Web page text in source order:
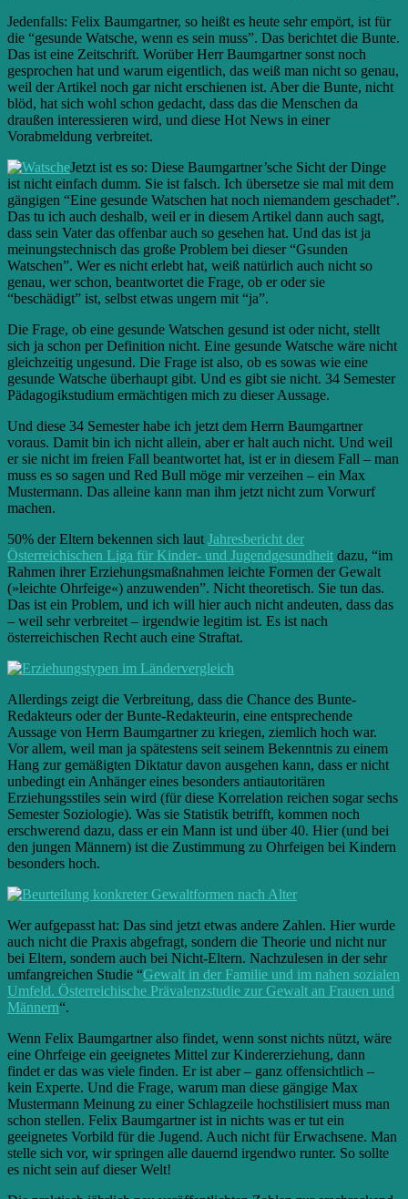
Jedenfalls: Felix Baumgartner, so heißt es heute sehr empört, ist für
die “gesunde Watsche, wenn es sein muss”. Das berichtet die Bunte.
Das ist eine Zeitschrift. Worüber Herr Baumgartner sonst noch
gesprochen hat und warum eigentlich, das weiß man nicht so genau,
weil der Artikel noch gar nicht erschienen ist. Aber die Bunte, nicht
blöd, hat sich wohl schon gedacht, dass das die Menschen da
draußen interessieren wird, und diese Hot News in einer
Vorabmeldung verbreitet.
Jetzt ist es so: Diese Baumgartner’sche Sicht der Dinge
ist nicht einfach dumm. Sie ist falsch. Ich übersetze sie mal mit dem
gängigen “Eine gesunde Watschen hat noch niemandem geschadet”.
Das tu ich auch deshalb, weil er in diesem Artikel dann auch sagt,
dass sein Vater das offenbar auch so gesehen hat. Und das ist ja
meinungstechnisch das große Problem bei dieser “Gsunden
Watschen”. Wer es nicht erlebt hat, weiß natürlich auch nicht so
genau, wer schon, beantwortet die Frage, ob er oder sie
“beschädigt” ist, selbst etwas ungern mit “ja”.
Die Frage, ob eine gesunde Watschen gesund ist oder nicht, stellt
sich ja schon per Definition nicht. Eine gesunde Watsche wäre nicht
gleichzeitig ungesund. Die Frage ist also, ob es sowas wie eine
gesunde Watsche überhaupt gibt. Und es gibt sie nicht. 34 Semester
Pädagogikstudium ermächtigen mich zu dieser Aussage.
Und diese 34 Semester habe ich jetzt dem Herrn Baumgartner
voraus. Damit bin ich nicht allein, aber er halt auch nicht. Und weil
er sie nicht im freien Fall beantwortet hat, ist er in diesem Fall – man
muss es so sagen und Red Bull möge mir verzeihen – ein Max
Mustermann. Das alleine kann man ihm jetzt nicht zum Vorwurf
machen.
50% der Eltern bekennen sich laut Jahresbericht der
Österreichischen Liga für Kinder- und Jugendgesundheit dazu, “im
Rahmen ihrer Erziehungsmaßnahmen leichte Formen der Gewalt
(»leichte Ohrfeige«) anzuwenden”. Nicht theoretisch. Sie tun das.
Das ist ein Problem, und ich will hier auch nicht andeuten, dass das
– weil sehr verbreitet – irgendwie legitim ist. Es ist nach
österreichischen Recht auch eine Straftat.
Allerdings zeigt die Verbreitung, dass die Chance des Bunte-
Redakteurs oder der Bunte-Redakteurin, eine entsprechende
Aussage von Herrn Baumgartner zu kriegen, ziemlich hoch war.
Vor allem, weil man ja spätestens seit seinem Bekenntnis zu einem
Hang zur gemäßigten Diktatur davon ausgehen kann, dass er nicht
unbedingt ein Anhänger eines besonders antiautoritären
Erziehungsstiles sein wird (für diese Korrelation reichen sogar sechs
Semester Soziologie). Was sie Statistik betrifft, kommen noch
erschwerend dazu, dass er ein Mann ist und über 40. Hier (und bei
den jungen Männern) ist die Zustimmung zu Ohrfeigen bei Kindern
besonders hoch.
Wer aufgepasst hat: Das sind jetzt etwas andere Zahlen. Hier wurde
auch nicht die Praxis abgefragt, sondern die Theorie und nicht nur
bei Eltern, sondern auch bei Nicht-Eltern. Nachzulesen in der sehr
umfangreichen Studie “Gewalt in der Familie und im nahen sozialen
Umfeld. Österreichische Prävalenzstudie zur Gewalt an Frauen und
Männern“.
Wenn Felix Baumgartner also findet, wenn sonst nichts nützt, wäre
eine Ohrfeige ein geeignetes Mittel zur Kindererziehung, dann
findet er das was viele finden. Er ist aber – ganz offensichtlich –
kein Experte. Und die Frage, warum man diese gängige Max
Mustermann Meinung zu einer Schlagzeile hochstilisiert muss man
schon stellen. Felix Baumgartner ist in nichts was er tut ein
geeignetes Vorbild für die Jugend. Auch nicht für Erwachsene. Man
stelle sich vor, wir springen alle dauernd irgendwo runter. So sollte
es nicht sein auf dieser Welt!